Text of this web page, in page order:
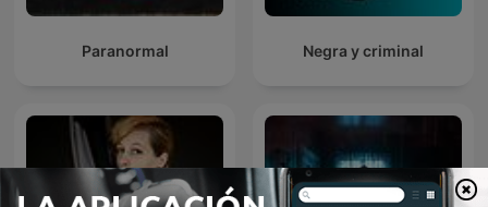
Paranormal Negra y criminal